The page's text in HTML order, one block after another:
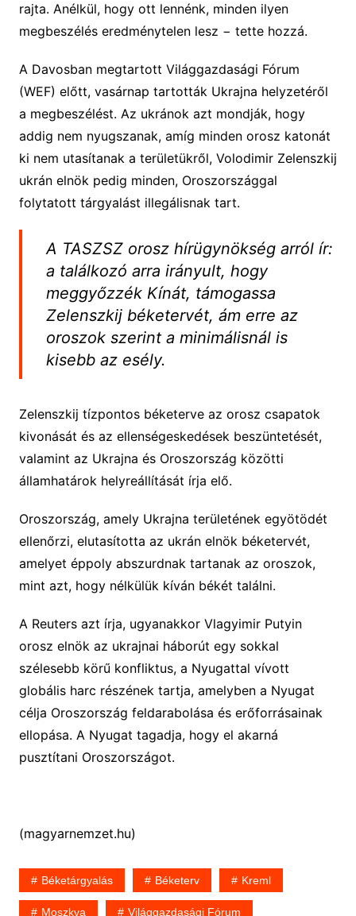
rajta. Anélkül, hogy ott lennénk, minden ilyen
megbeszélés eredménytelen lesz − tette hozzá.
A Davosban megtartott Világgazdasági Fórum
(WEF) előtt, vasárnap tartották Ukrajna helyzetéről
a megbeszélést. Az ukránok azt mondják, hogy
addig nem nyugszanak, amíg minden orosz katonát
ki nem utasítanak a területükről, Volodimir Zelenszkij
ukrán elnök pedig minden, Oroszországgal
folytatott tárgyalást illegálisnak tart.
A TASZSZ orosz hírügynökség arról ír:
a találkozó arra irányult, hogy
meggyőzzék Kínát, támogassa
Zelenszkij béketervét, ám erre az
oroszok szerint a minimálisnál is
kisebb az esély.
Zelenszkij tízpontos béketerve az orosz csapatok
kivonását és az ellenségeskedések beszüntetését,
valamint az Ukrajna és Oroszország közötti
államhatárok helyreállítását írja elő.
Oroszország, amely Ukrajna területének egyötödét
ellenőrzi, elutasította az ukrán elnök béketervét,
amelyet éppoly abszurdnak tartanak az oroszok,
mint azt, hogy nélkülük kíván békét találni.
A Reuters azt írja, ugyanakkor Vlagyimir Putyin
orosz elnök az ukrajnai háborút egy sokkal
szélesebb körű konfliktus, a Nyugattal vívott
globális harc részének tartja, amelyben a Nyugat
célja Oroszország feldarabolása és erőforrásainak
ellopása. A Nyugat tagadja, hogy el akarná
pusztítani Oroszországot.
(magyarnemzet.hu)
Béketárgyalás Béketerv Kreml
Moszkva Világgazdasági Fórum